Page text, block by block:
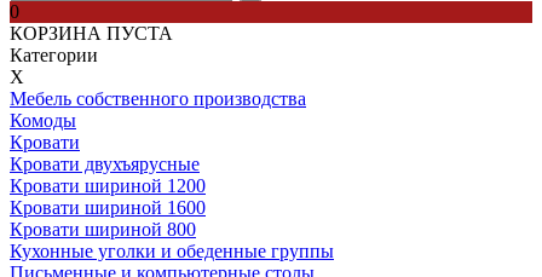
0
КОРЗИНА ПУСТА
Категории
Х
Мебель собственного производства
Комоды
Кровати
Кровати двухъярусные
Кровати шириной 1200
Кровати шириной 1600
Кровати шириной 800
Кухонные уголки и обеденные группы
Письменные и компьютерные столы